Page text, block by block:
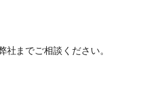
までご相談ください。
客様の旅行を取扱う営業所での取引
約に際し担当者からの説明に不明な
す旅行業務取扱管理者にお尋ねくだ